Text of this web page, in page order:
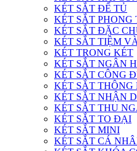
KÉT SẮT ĐỂ TỦ
KÉT SẮT PHONG
KÉT SẮT ĐẶC
KÉT SẮT TIỆM
KÉT TRONG KÉT
KÉT SẮT NGÂN
KÉT SẮT CÔNG
KÉT SẮT THÔNG
KÉT SẮT NHẬN
KÉT SẮT THU
KÉT SẮT TO ĐẠI
KÉT SẮT MINI
KÉT SẮT CÁ